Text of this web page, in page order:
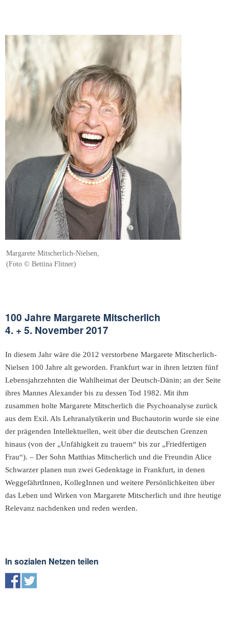
Margarete Mitscherlich-Nielsen,
(Foto © Bettina Flitner)
100 Jahre Margarete Mitscherlich
4. + 5. November 2017
In diesem Jahr wäre die 2012 verstorbene Margarete Mitscherlich-
Nielsen 100 Jahre alt geworden. Frankfurt war in ihren letzten fünf
Lebensjahrzehnten die Wahlheimat der Deutsch-Dänin; an der Seite
ihres Mannes Alexander bis zu dessen Tod 1982. Mit ihm
zusammen holte Margarete Mitscherlich die Psychoanalyse zurück
aus dem Exil. Als Lehranalytikerin und Buchautorin wurde sie eine
der prägenden Intellektuellen, weit über die deutschen Grenzen
hinaus (von der „Unfähigkeit zu trauern“ bis zur „Friedfertigen
Frau“). – Der Sohn Matthias Mitscherlich und die Freundin Alice
Schwarzer planen nun zwei Gedenktage in Frankfurt, in denen
WeggefährtInnen, KollegInnen und weitere Persönlichkeiten über
das Leben und Wirken von Margarete Mitscherlich und ihre heutige
Relevanz nachdenken und reden werden.
In sozialen Netzen teilen